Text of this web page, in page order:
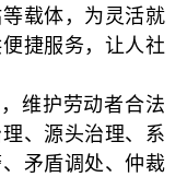
载体，为灵活就
捷服务，让人社
维护劳动者合法
、源头治理、系
矛盾调处、仲裁